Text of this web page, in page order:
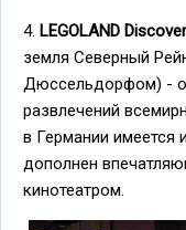
4. LEGOLAND
земля Северный
Дюссельдорфом) -
развлечений
в Германии имеется
дополнен
кинотеатром.